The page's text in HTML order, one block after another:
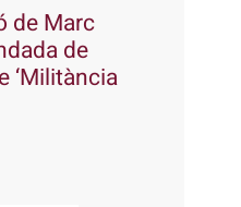
de Marc
de
‘Militància